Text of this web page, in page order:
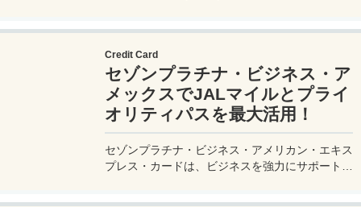
Credit Card
セゾンプラチナ・ビジネス・ア
メックスでJALマイルとプライ
オリティパスを最大活用！
セゾンプラチナ・ビジネス・アメリカン・エキス
プレス・カードは、ビジネスを強力にサポートす